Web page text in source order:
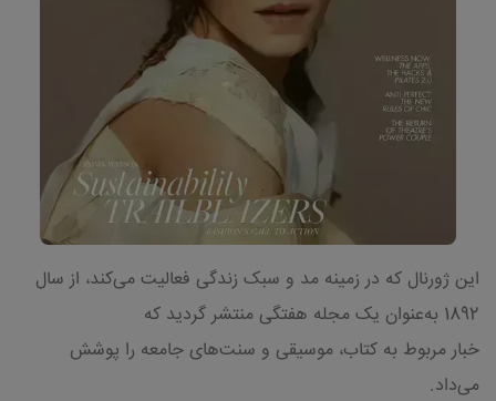
این ژورنال که در زمینه مد و سبک زندگی فعالیت می‌کند، از سال
1892 به‌عنوان یک مجله هفتگی منتشر گردید که
خبار مربوط به کتاب، موسیقی و سنت‌های جامعه را پوشش
می‌داد.